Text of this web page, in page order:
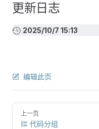
更新日志
2025/10/7 15:13
编辑此页
上一页
代码分组